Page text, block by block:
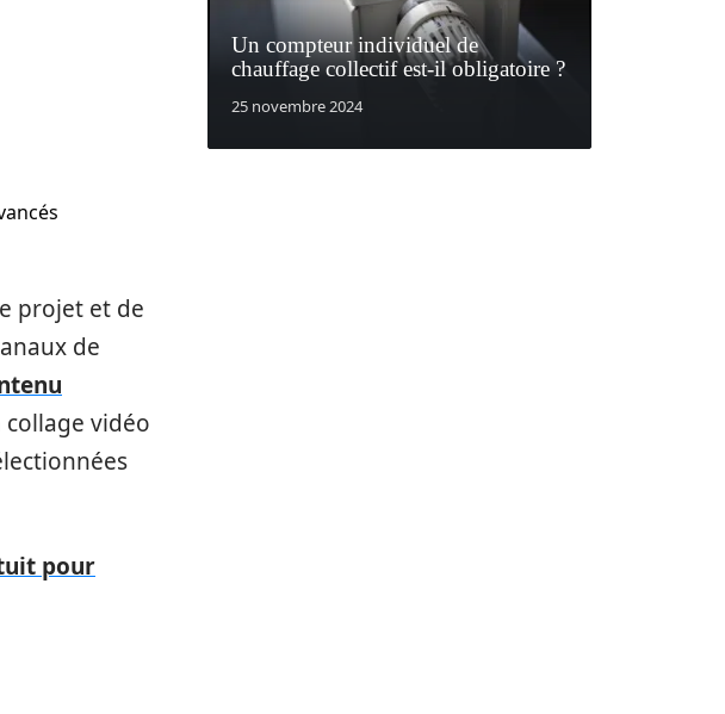
projet et de
de
vidéo
pour
Un compteur individuel de
chauffage collectif est-il obligatoire ?
25 novembre 2024